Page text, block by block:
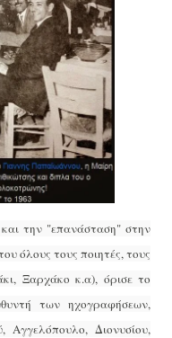
την "επανάσταση" στην
όλους τους ποιητές, τους
Ξαρχάκο κ.α), όρισε το
των ηχογραφήσεων,
Αγγελόπουλο, Διονυσίου,